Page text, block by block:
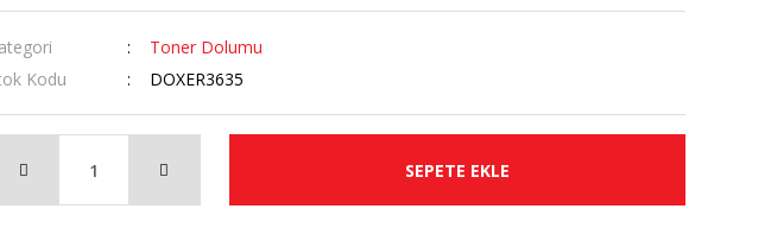
Toner Dolumu
Kodu
DOXER3635
SEPETE EKLE